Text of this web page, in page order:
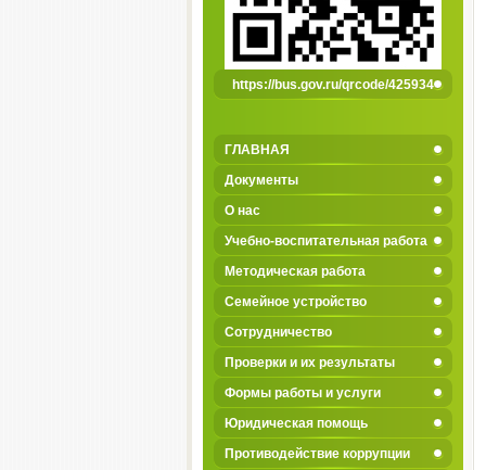
https://bus.gov.ru/qrcode/425934
ГЛАВНАЯ
Документы
О нас
Учебно-воспитательная работа
Методическая работа
Семейное устройство
Сотрудничество
Проверки и их результаты
Формы работы и услуги
Юридическая помощь
Противодействие коррупции